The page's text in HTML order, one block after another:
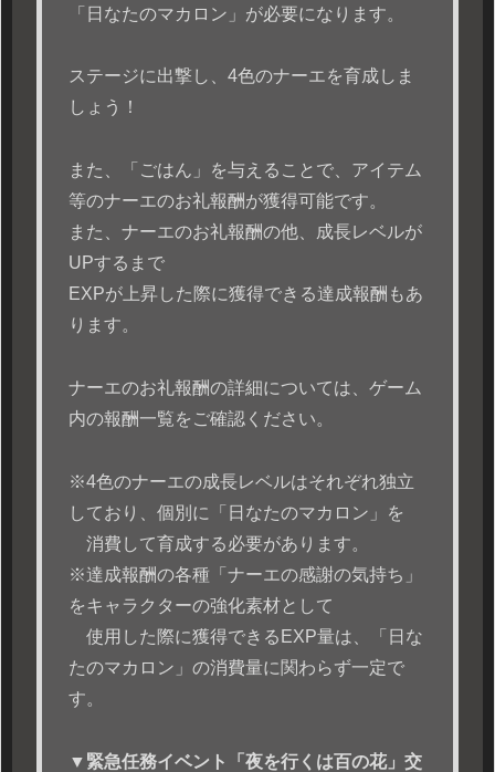
「日なたのマカロン」が必要になります。
ステージに出撃し、4色のナーエを育成しま
しょう！
また、「ごはん」を与えることで、アイテム
等のナーエのお礼報酬が獲得可能です。
また、ナーエのお礼報酬の他、成長レベルが
UPするまで
EXPが上昇した際に獲得できる達成報酬もあ
ります。
ナーエのお礼報酬の詳細については、ゲーム
内の報酬一覧をご確認ください。
※4色のナーエの成長レベルはそれぞれ独立
しており、個別に「日なたのマカロン」を
消費して育成する必要があります。
※達成報酬の各種「ナーエの感謝の気持ち」
をキャラクターの強化素材として
使用した際に獲得できるEXP量は、「日な
たのマカロン」の消費量に関わらず一定で
す。
▼緊急任務イベント「夜を行くは百の花」交